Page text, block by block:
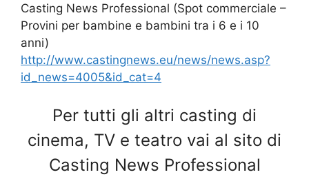
Casting News Professional (Spot commerciale –
Provini per bambine e bambini tra i 6 e i 10
anni)
http://www.castingnews.eu/news/news.asp?
id_news=4005&id_cat=4
Per tutti gli altri casting di
cinema, TV e teatro vai al sito di
Casting News Professional